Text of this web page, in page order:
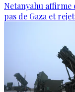
Netanyahu affirme
pas de Gaza et